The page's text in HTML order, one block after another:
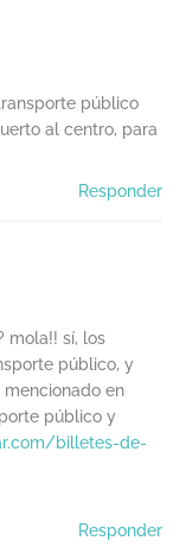
público
al centro, para
Responder
mola!! sí, los
público, y
mencionado en
público y
billetes-de-
Responder